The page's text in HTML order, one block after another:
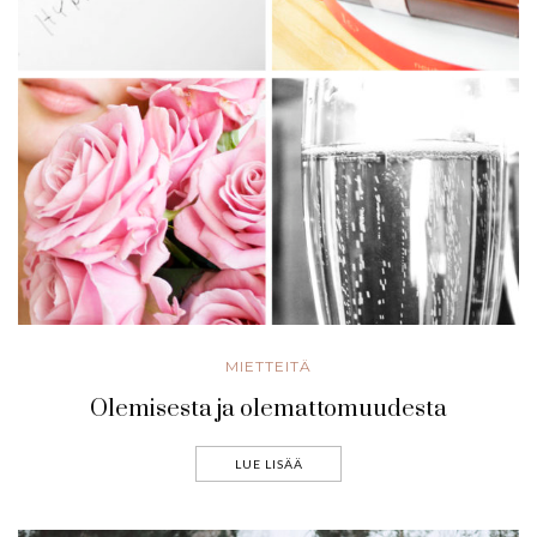
MIETTEITÄ
Olemisesta ja olemattomuudesta
LUE LISÄÄ